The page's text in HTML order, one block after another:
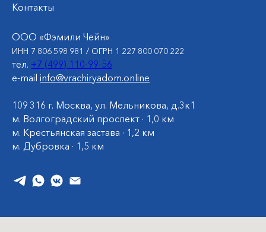
Контакты
ООО «Фэмили Чейн»
ИНН 7 806 598 981 / ОГРН 1 227 800 070 222
тел. +7 (499) 110-99-56
e-mail info@vrachiryadom.online
109 316 г. Москва, ул. Мельникова, д.3к1
м. Волгоградский проспект · 1,0 км
м. Крестьянская застава · 1,2 км
м. Дубровка · 1,5 км